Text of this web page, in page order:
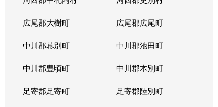
広尾郡大樹町 広尾郡広尾町
中川郡幕別町 中川郡池田町
中川郡豊頃町 中川郡本別町
足寄郡足寄町 足寄郡陸別町